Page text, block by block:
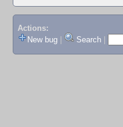
Actions:
New bug
Search